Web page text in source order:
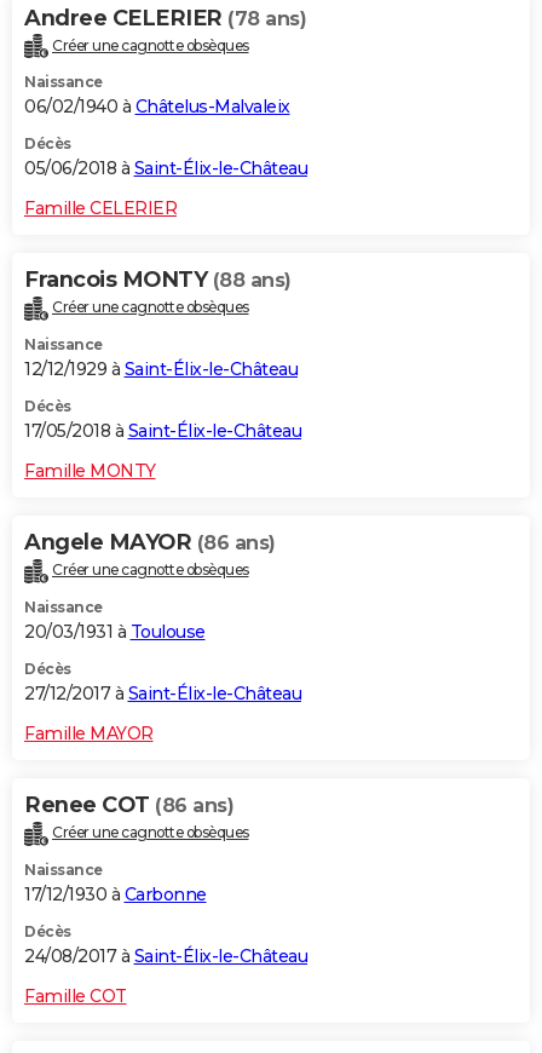
Andree CELERIER (78 ans)
Créer une cagnotte obsèques
Naissance
06/02/1940 à Châtelus-Malvaleix
Décès
05/06/2018 à Saint-Élix-le-Château
Famille CELERIER
Francois MONTY (88 ans)
Créer une cagnotte obsèques
Naissance
12/12/1929 à Saint-Élix-le-Château
Décès
17/05/2018 à Saint-Élix-le-Château
Famille MONTY
Angele MAYOR (86 ans)
Créer une cagnotte obsèques
Naissance
20/03/1931 à Toulouse
Décès
27/12/2017 à Saint-Élix-le-Château
Famille MAYOR
Renee COT (86 ans)
Créer une cagnotte obsèques
Naissance
17/12/1930 à Carbonne
Décès
24/08/2017 à Saint-Élix-le-Château
Famille COT